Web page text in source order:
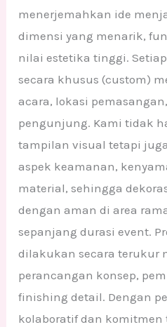
menerjemahkan ide
dimensi yang menarik,
nilai estetika tinggi.
secara khusus (custom)
acara, lokasi
pengunjung. Kami tidak
tampilan visual tetapi
aspek keamanan,
material, sehingga
dengan aman di area
sepanjang durasi event.
dilakukan secara terukur
perancangan konsep,
finishing detail. Dengan
kolaboratif dan